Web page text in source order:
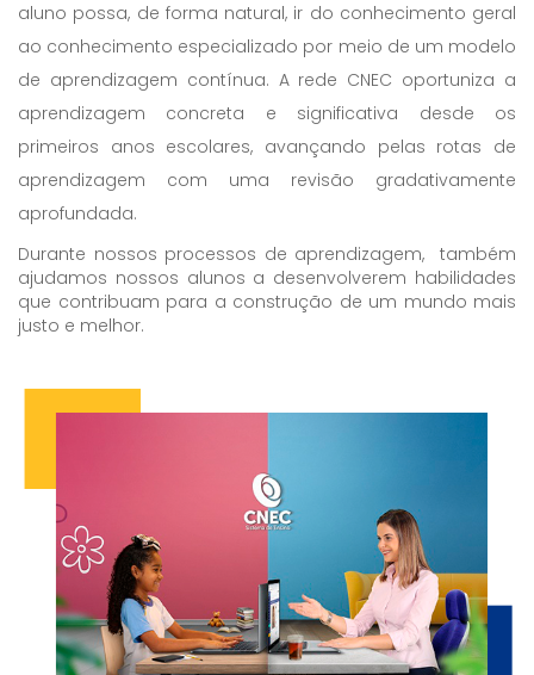
aluno possa, de forma natural, ir do conhecimento geral
ao conhecimento especializado por meio de um modelo
de aprendizagem contínua. A rede CNEC oportuniza a
aprendizagem concreta e significativa desde os
primeiros anos escolares, avançando pelas rotas de
aprendizagem com uma revisão gradativamente
aprofundada.
Durante nossos processos de aprendizagem, também
ajudamos nossos alunos a desenvolverem habilidades
que contribuam para a construção de um mundo mais
justo e melhor.